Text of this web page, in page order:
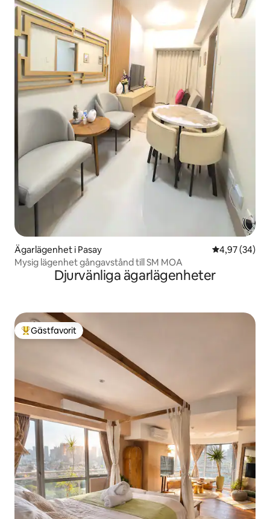
Ägarlägenhet i Pasay 4,97 av 5 i
4,97 (34)
Mysig lägenhet gångavstånd till SM MOA
Djurvänliga ägarlägenheter
Populär gästfavorit
Gästfavorit